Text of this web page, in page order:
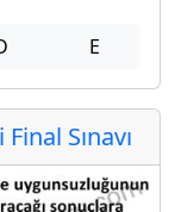
E
Sınavı